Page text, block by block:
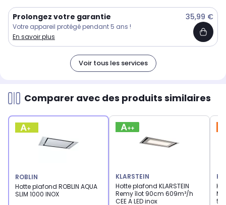
Prolongez votre garantie 35,99 €
Votre appareil protégé pendant 5 ans !
En savoir plus
Voir tous les services
Comparer avec des produits similaires
ROBLIN
Hotte plafond ROBLIN AQUA
SLIM 1000 INOX
KLARSTEIN
Hotte plafond KLARSTEIN
Remy îlot 90cm 609m³/h
CEE A LED inox